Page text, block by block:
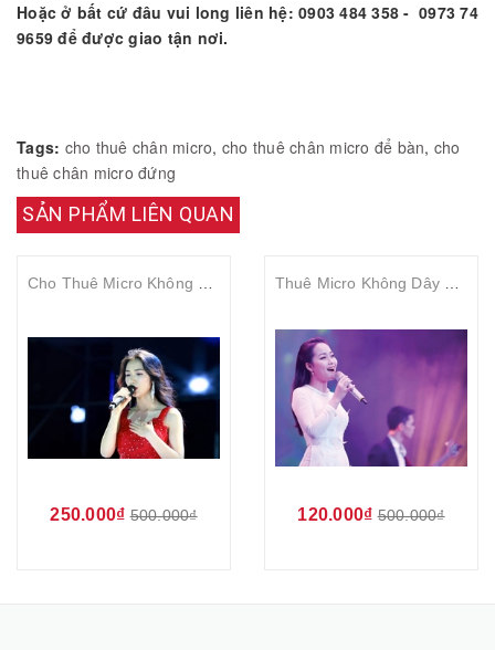
Hoặc ở bất cứ đâu vui long liên hệ: 0903 484 358 - 0973 74
9659 để được giao tận nơi.
Tags: cho thuê chân micro, cho thuê chân micro để bàn, cho
thuê chân micro đứng
SẢN PHẨM LIÊN QUAN
250.000₫ 500.000₫ 120.000₫ 500.000₫